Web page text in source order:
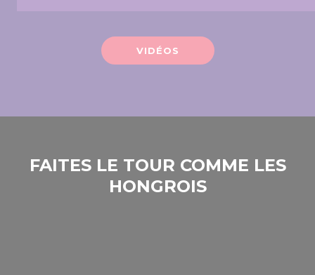
VIDÉOS
FAITES LE TOUR COMME LES
HONGROIS